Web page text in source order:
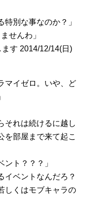
別な事なのか？」
せんわ」
す 2014/12/14(日)
マイゼロ。いや、ど
それは続けるに越し
を部屋まで来て起こ
ト？？？」
イベントなんだろ？
しくはモブキャラの